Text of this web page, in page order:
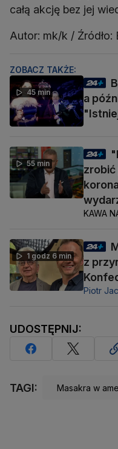
całą akcję bez jej
Autor: mk/k / Źródło:
ZOBACZ TAKŻE:
45 min
a
55 min
KAWA
1 godz 6 min
z
Piotr
UDOSTĘPNIJ:
TAGI: Masakra w